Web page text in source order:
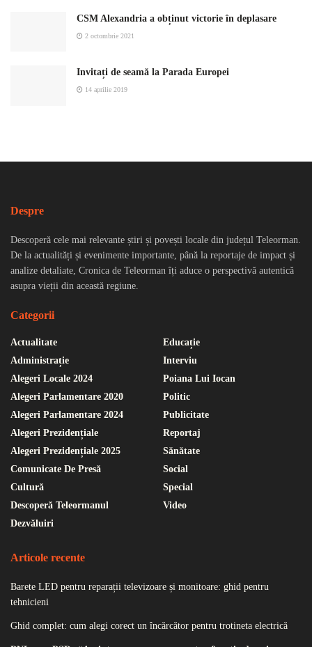
CSM Alexandria a obținut victorie în deplasare
2 octombrie 2021
Invitați de seamă la Parada Europei
14 aprilie 2019
Despre
Descoperă cele mai relevante știri și povești locale din județul Teleorman.
De la actualități și evenimente importante, până la reportaje de impact și
analize detaliate, Cronica de Teleorman îți aduce o perspectivă autentică
asupra vieții din această regiune.
Categorii
Actualitate
Administrație
Alegeri Locale 2024
Alegeri Parlamentare 2020
Alegeri Parlamentare 2024
Alegeri Prezidențiale
Alegeri Prezidențiale 2025
Comunicate De Presă
Cultură
Descoperă Teleormanul
Dezvăluiri
Educație
Interviu
Poiana Lui Iocan
Politic
Publicitate
Reportaj
Sănătate
Social
Special
Video
Articole recente
Barete LED pentru reparații televizoare și monitoare: ghid pentru
tehnicieni
Ghid complet: cum alegi corect un încărcător pentru trotineta electrică